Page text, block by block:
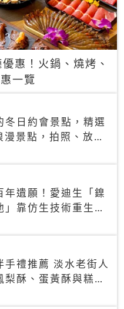
惠！火鍋、燒烤、
一覽
冬日約會景點，精選
景點，拍照、放閃
年遺願！愛迪生「鎳
」靠仿生技術重生
手禮推薦 淡水老街人
梨酥、蛋黃酥與糕餅